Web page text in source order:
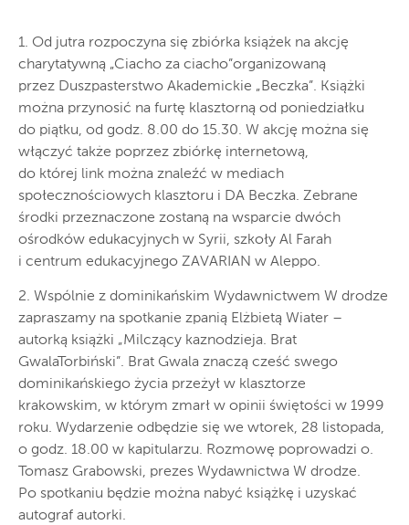
1. Od jutra rozpoczyna się zbiórka książek na akcję
charytatywną „Ciacho za ciacho”organizowaną
przez Duszpasterstwo Akademickie „Beczka”. Książki
można przynosić na furtę klasztorną od poniedziałku
do piątku, od godz. 8.00 do 15.30. W akcję można się
włączyć także poprzez zbiórkę internetową,
do której link można znaleźć w mediach
społecznościowych klasztoru i DA Beczka. Zebrane
środki przeznaczone zostaną na wsparcie dwóch
ośrodków edukacyjnych w Syrii, szkoły Al Farah
i centrum edukacyjnego ZAVARIAN w Aleppo.
2. Wspólnie z dominikańskim Wydawnictwem W drodze
zapraszamy na spotkanie zpanią Elżbietą Wiater –
autorką książki „Milczący kaznodzieja. Brat
GwalaTorbiński”. Brat Gwala znaczą cześć swego
dominikańskiego życia przeżył w klasztorze
krakowskim, w którym zmarł w opinii świętości w 1999
roku. Wydarzenie odbędzie się we wtorek, 28 listopada,
o godz. 18.00 w kapitularzu. Rozmowę poprowadzi o.
Tomasz Grabowski, prezes Wydawnictwa W drodze.
Po spotkaniu będzie można nabyć książkę i uzyskać
autograf autorki.